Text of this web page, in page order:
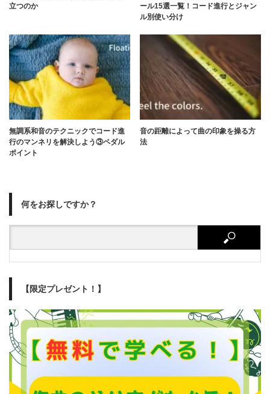
立つのか
ール15選一覧！コード進行とジャン
ル別使い分け
無調系和音のテクニックでコード進
行のマンネリを解決しよう③ペダル
ポイント
音の距離によって曲の印象を操る方
法
何をお探しですか？
【限定プレゼント！】